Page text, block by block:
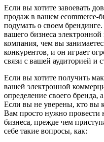
Если вы хотите завоевать
продаж в вашем ecommerce-
подумать о своем
вашего бизнеса
компания, чем вы
конкурентов, и он играет
связи с вашей аудиторией и
Если вы хотите получить
вашей электронной
определение своего бренда,
Если вы не уверены, кто вы
Вам просто нужно провести
бизнеса, прежде чем
себе такие вопросы, как: